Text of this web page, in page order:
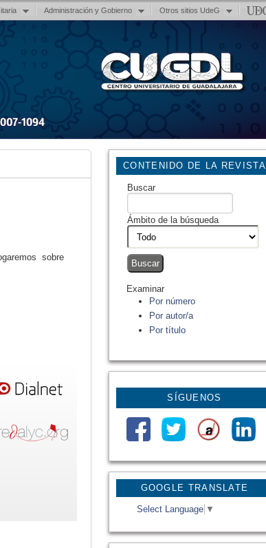
Administración y Gobierno Otros sitios UdeG
GOOGLE TRANSLATE
Select Language ▼
CONTENIDO DE LA REVISTA
Buscar
Ámbito de la búsqueda
Examinar
Por número
Por autor/a
Por título
SÍGUENOS
sobre